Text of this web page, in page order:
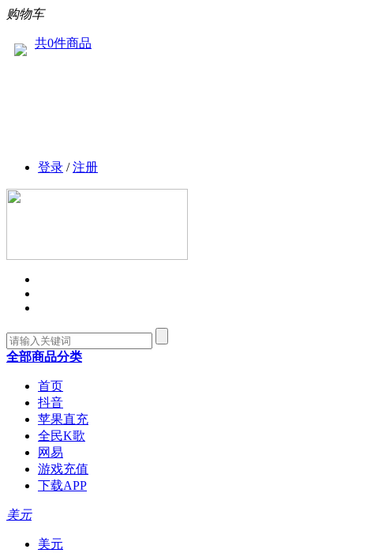
购物车
共0件商品
登录 /注册
全部商品分类
首页
抖音
苹果直充
全民K歌
网易
游戏充值
下载APP
美元
美元